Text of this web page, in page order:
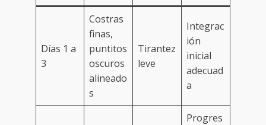
Días 1 a
3
Costras
finas,
puntitos
oscuros
alineado
s
Tirantez
leve
Integrac
ión
inicial
adecuad
a
Progres